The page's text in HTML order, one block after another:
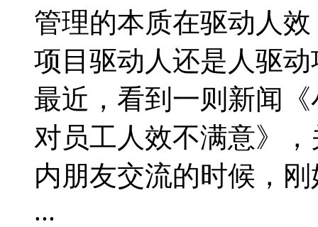
管理的本质在驱动人
项目驱动人还是人驱
最近，看到一则新闻
对员工人效不满意》
内朋友交流的时候，
...